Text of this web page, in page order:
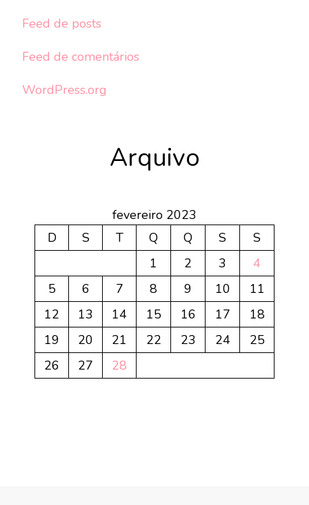
Feed de posts
Feed de comentários
WordPress.org
Arquivo
fevereiro 2023
D
S T Q Q S
S
1
2 3
4
5
6 7 8 9 10
11
12
13 14 15 16 17
18
19
20 21 22 23 24
25
26
27 28